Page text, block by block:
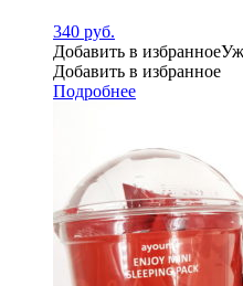
340 руб.
Добавить в избранное
Добавить в избранное
Подробнее